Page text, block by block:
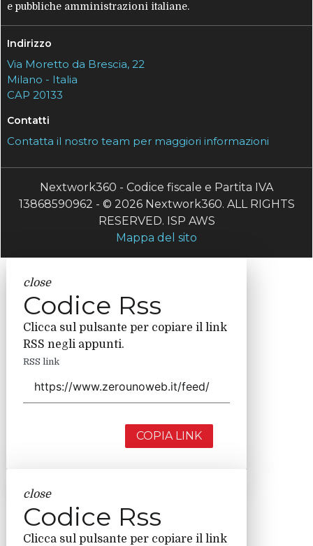
e pubbliche amministrazioni italiane.
Indirizzo
Via Moretto da Brescia, 22
Milano - Italia
CAP 20133
Contatti
Contatta il nostro team per maggiori informazioni
Nextwork360 - Codice fiscale e Partita IVA
13868590962 - © 2026 Nextwork360. ALL RIGHTS
RESERVED. ISP AWS
Mappa del sito
close
Codice Rss
Clicca sul pulsante per copiare il link
RSS negli appunti.
RSS link
COPIA LINK
close
Codice Rss
Clicca sul pulsante per copiare il link